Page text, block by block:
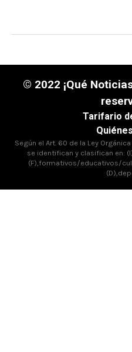
© 2022 ¡Qué
Tarifario
Según el Art. 60 de la Ley
se identifican y clasifican en:
(F),formativos/educativos/